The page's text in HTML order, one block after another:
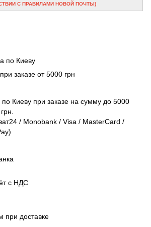
С ПРАВИЛАМИ НОВОЙ ПОЧТЫ)
по Киеву
от 5000 грн
по Киеву при заказе на сумму до 5000
/ Monobank / Visa / MasterCard /
с НДС
при доставке